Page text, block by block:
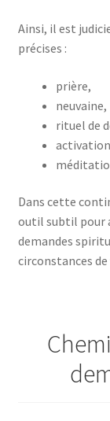
Ainsi, il est
précises :
prière,
neuvaine,
rituel de
Dans cette
outil subtil pour
demandes
circonstances de